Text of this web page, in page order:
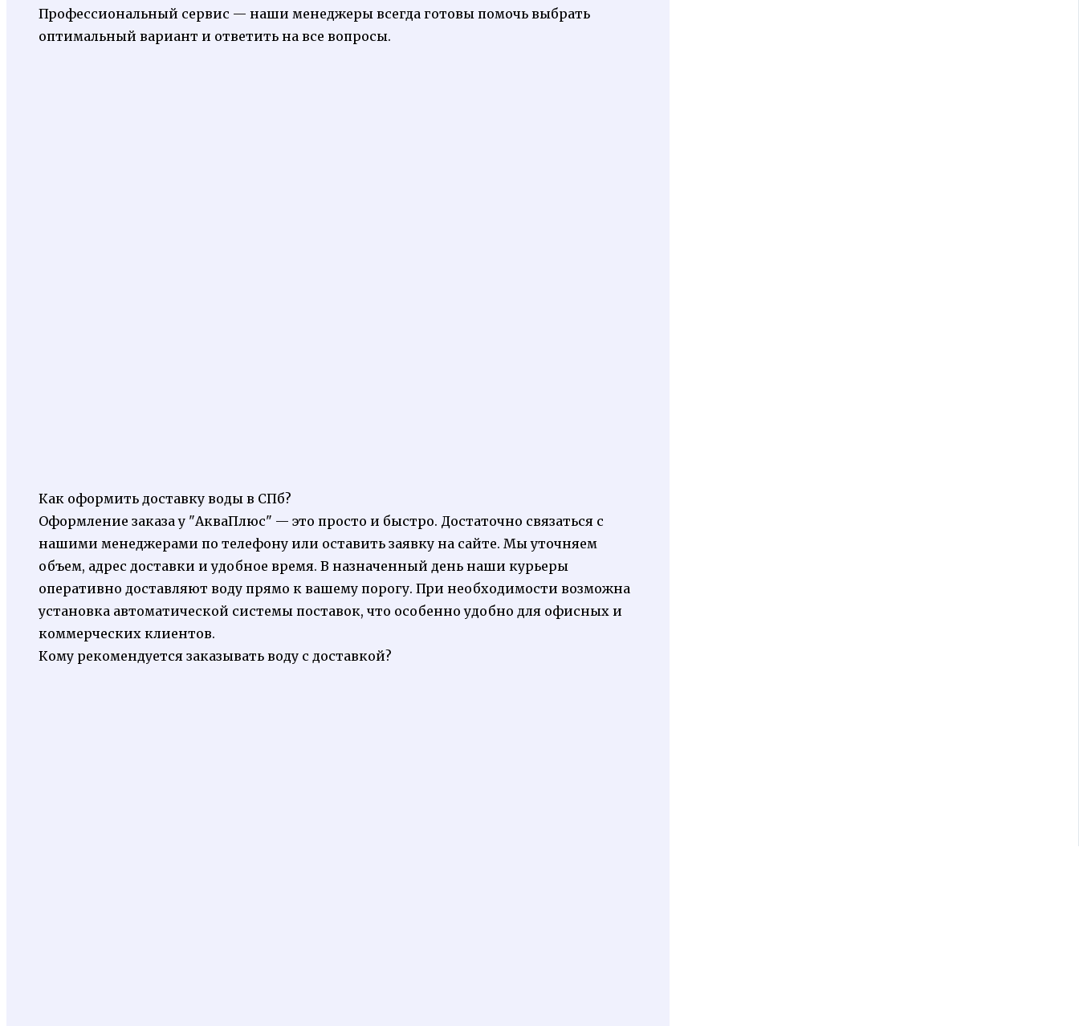
Профессиональный сервис — наши менеджеры всегда готовы помочь выбрать
оптимальный вариант и ответить на все вопросы.
Как оформить доставку воды в СПб?
Оформление заказа у "АкваПлюс" — это просто и быстро. Достаточно связаться с
нашими менеджерами по телефону или оставить заявку на сайте. Мы уточняем
объем, адрес доставки и удобное время. В назначенный день наши курьеры
оперативно доставляют воду прямо к вашему порогу. При необходимости возможна
установка автоматической системы поставок, что особенно удобно для офисных и
коммерческих клиентов.
Кому рекомендуется заказывать воду с доставкой?